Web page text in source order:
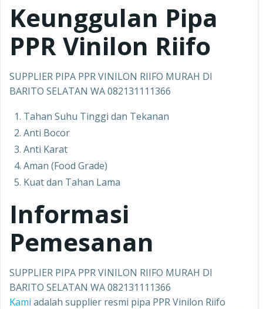
Keunggulan Pipa
PPRVinilon Riifo
SUPPLIER PIPA PPR VINILON RIIFO MURAH DI
BARITO SELATAN WA 082131111366
Tahan Suhu Tinggi dan Tekanan
Anti Bocor
Anti Karat
Aman (Food Grade)
Kuat dan Tahan Lama
Informasi
Pemesanan
SUPPLIER PIPA PPR VINILON RIIFO MURAH DI
BARITO SELATAN WA 082131111366
Kami adalah supplier resmi pipa PPR Vinilon Riifo